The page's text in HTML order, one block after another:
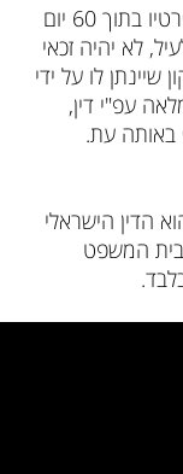
‮ㅤㅤ3.8‬. לקוח אשר לא יעדכן את החברה בפרטיו בתוך 60 יום
רכישת המזגן כמפורט בסעיף 4 לעיל, לא יהיה זכאי
שיינתן לו על ידי
עפ"י דין,
באותה עת.
הדין הישראלי
המשפט